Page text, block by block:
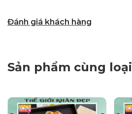
Đánh giá khách hàng
Sản phẩm cùng loại